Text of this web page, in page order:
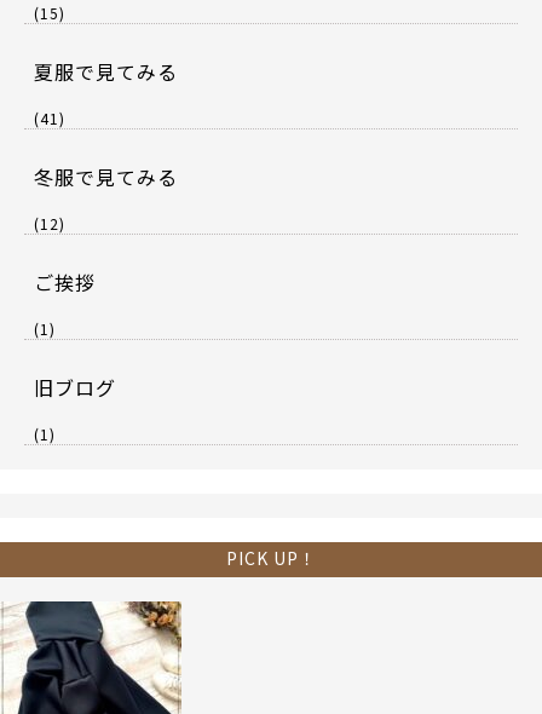
(15)
夏服で見てみる
(41)
冬服で見てみる
(12)
ご挨拶
(1)
旧ブログ
(1)
PICK UP！